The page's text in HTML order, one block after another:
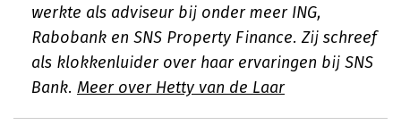
werkte als adviseur bij onder meer ING,
Rabobank en SNS Property Finance. Zij schreef
als klokkenluider over haar ervaringen bij SNS
Bank. Meer over Hetty van de Laar